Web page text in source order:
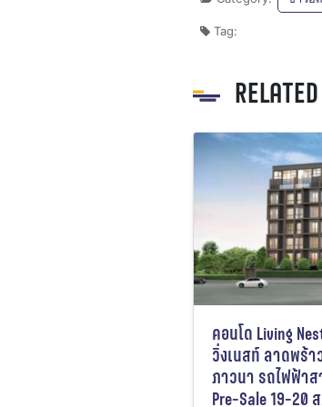
Tag:
คอนโด Living
วิ่งเนสท์ ลาดพร้
ภาวนา รถไฟฟ้าส
Pre-Sale 19-20